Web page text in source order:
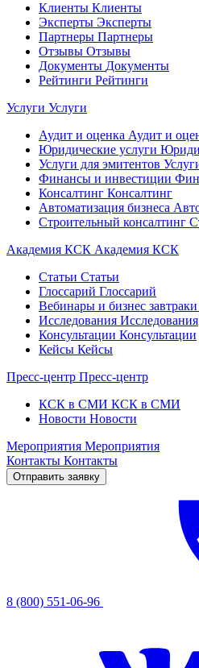
Клиенты Клиенты
Эксперты Эксперты
Партнеры Партнеры
Отзывы Отзывы
Документы Документы
Рейтинги Рейтинги
Услуги Услуги
Аудит и оценка Аудит и
Юридические услуги
Услуги для эмитентов
Финансы и инвестиции
Консалтинг Консалтинг
Автоматизация бизнеса
Строительный консалтинг
Академия КСК Академия КСК
Статьи Статьи
Глоссарий Глоссарий
Вебинары и бизнес завтраки
Исследования Исследования
Консультации Консультации
Кейсы Кейсы
Пресс-центр Пресс-центр
КСК в СМИ КСК в СМИ
Новости Новости
Мероприятия Мероприятия
Контакты Контакты
Отправить заявку
8 (800) 551-06-96